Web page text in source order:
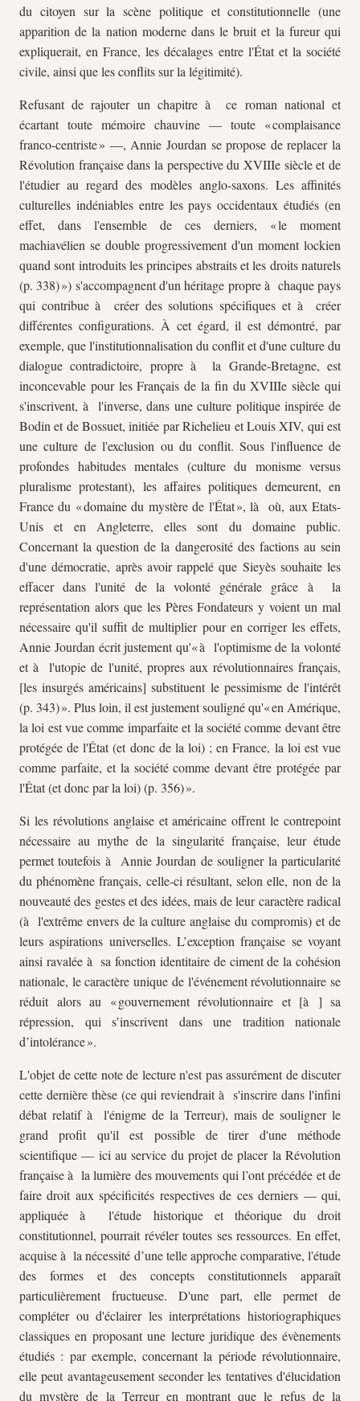
du citoyen sur la scène politique et constitutionnelle (une
apparition de la nation moderne dans le bruit et la fureur qui
expliquerait, en France, les décalages entre l'État et la société
civile, ainsi que les conflits sur la légitimité).
Refusant de rajouter un chapitre à ce roman national et
écartant toute mémoire chauvine — toute « complaisance
franco-centriste » —, Annie Jourdan se propose de replacer la
Révolution française dans la perspective du XVIIIe siècle et de
l'étudier au regard des modèles anglo-saxons. Les affinités
culturelles indéniables entre les pays occidentaux étudiés (en
effet, dans l'ensemble de ces derniers, « le moment
machiavélien se double progressivement d'un moment lockien
quand sont introduits les principes abstraits et les droits naturels
(p. 338) ») s'accompagnent d'un héritage propre à chaque pays
qui contribue à créer des solutions spécifiques et à créer
différentes configurations. À cet égard, il est démontré, par
exemple, que l'institutionnalisation du conflit et d'une culture du
dialogue contradictoire, propre à la Grande-Bretagne, est
inconcevable pour les Français de la fin du XVIIIe siècle qui
s'inscrivent, à l'inverse, dans une culture politique inspirée de
Bodin et de Bossuet, initiée par Richelieu et Louis XIV, qui est
une culture de l'exclusion ou du conflit. Sous l'influence de
profondes habitudes mentales (culture du monisme versus
pluralisme protestant), les affaires politiques demeurent, en
France du « domaine du mystère de l'État », là où, aux Etats-
Unis et en Angleterre, elles sont du domaine public.
Concernant la question de la dangerosité des factions au sein
d'une démocratie, après avoir rappelé que Sieyès souhaite les
effacer dans l'unité de la volonté générale grâce à la
représentation alors que les Pères Fondateurs y voient un mal
nécessaire qu'il suffit de multiplier pour en corriger les effets,
Annie Jourdan écrit justement qu'« à l'optimisme de la volonté
et à l'utopie de l'unité, propres aux révolutionnaires français,
[les insurgés américains] substituent le pessimisme de l'intérêt
(p. 343) ». Plus loin, il est justement souligné qu'« en Amérique,
la loi est vue comme imparfaite et la société comme devant être
protégée de l'État (et donc de la loi) ; en France, la loi est vue
comme parfaite, et la société comme devant être protégée par
l'État (et donc par la loi) (p. 356) ».
Si les révolutions anglaise et américaine offrent le contrepoint
nécessaire au mythe de la singularité française, leur étude
permet toutefois à Annie Jourdan de souligner la particularité
du phénomène français, celle-ci résultant, selon elle, non de la
nouveauté des gestes et des idées, mais de leur caractère radical
(à l'extrême envers de la culture anglaise du compromis) et de
leurs aspirations universelles. L’exception française se voyant
ainsi ravalée à sa fonction identitaire de ciment de la cohésion
nationale, le caractère unique de l'événement révolutionnaire se
réduit alors au « gouvernement révolutionnaire et [à ] sa
répression, qui s’inscrivent dans une tradition nationale
d’intolérance ».
L'objet de cette note de lecture n'est pas assurément de discuter
cette dernière thèse (ce qui reviendrait à s'inscrire dans l'infini
débat relatif à l'énigme de la Terreur), mais de souligner le
grand profit qu'il est possible de tirer d'une méthode
scientifique — ici au service du projet de placer la Révolution
française à la lumière des mouvements qui l’ont précédée et de
faire droit aux spécificités respectives de ces derniers — qui,
appliquée à l'étude historique et théorique du droit
constitutionnel, pourrait révéler toutes ses ressources. En effet,
acquise à la nécessité d’une telle approche comparative, l'étude
des formes et des concepts constitutionnels apparaît
particulièrement fructueuse. D'une part, elle permet de
compléter ou d'éclairer les interprétations historiographiques
classiques en proposant une lecture juridique des évènements
étudiés : par exemple, concernant la période révolutionnaire,
elle peut avantageusement seconder les tentatives d'élucidation
du mystère de la Terreur en montrant que le refus de la